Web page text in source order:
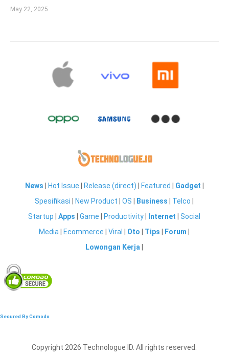
May 22, 2025
News Hot Issue Release (direct) Featured Gadget
Spesifikasi
New Product |OS Business Telco
Startup |Apps |Game Productivity Internet |Social
Media
Ecommerce |Viral Oto Tips Forum
Lowongan Kerja
Secured By Comodo
Copyright 2026 Technologue ID. All rights reserved.